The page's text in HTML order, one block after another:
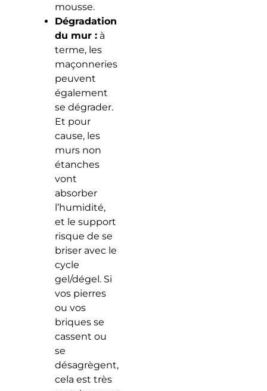
mousse.
Dégradation
du mur :à
terme, les
maçonneries
peuvent
également
se dégrader.
Et pour
cause, les
murs non
étanches
vont
absorber
l’humidité,
et le support
risque de se
briser avec le
cycle
gel/dégel. Si
vos pierres
ou vos
briques se
cassent ou
se
désagrègent,
cela est très